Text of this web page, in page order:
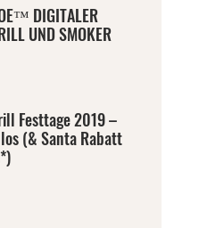
DIGITALER
UND SMOKER
Festtage 2019 –
(& Santa Rabatt